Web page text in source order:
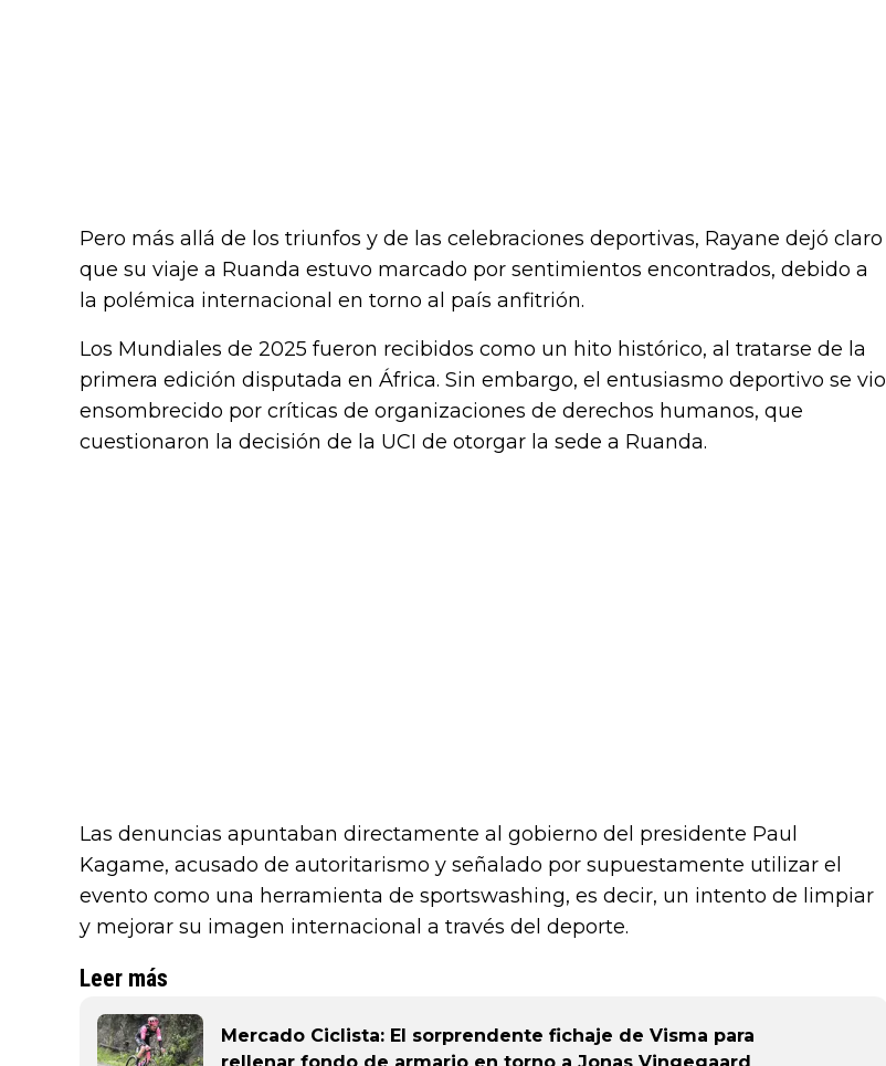
Pero más allá de los triunfos y de las celebraciones deportivas, Rayane dejó claro
que su viaje a Ruanda estuvo marcado por sentimientos encontrados, debido a
la polémica internacional en torno al país anfitrión.
Los Mundiales de 2025 fueron recibidos como un hito histórico, al tratarse de la
primera edición disputada en África. Sin embargo, el entusiasmo deportivo se vio
ensombrecido por críticas de organizaciones de derechos humanos, que
cuestionaron la decisión de la UCI de otorgar la sede a Ruanda.
Las denuncias apuntaban directamente al gobierno del presidente Paul
Kagame, acusado de autoritarismo y señalado por supuestamente utilizar el
evento como una herramienta de sportswashing, es decir, un intento de limpiar
y mejorar su imagen internacional a través del deporte.
Leer más
Mercado Ciclista: El sorprendente fichaje de Visma para